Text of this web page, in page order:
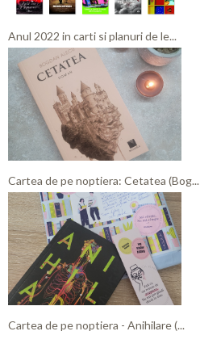
Anul 2022 in carti si planuri de le...
Cartea de pe noptiera: Cetatea (Bog...
Cartea de pe noptiera - Anihilare (...